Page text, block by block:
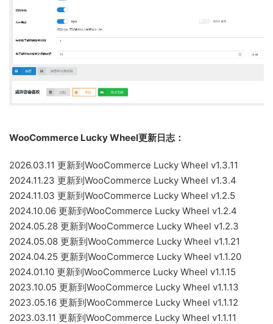
WooCommerce Lucky Wheel更新日志：
2026.03.11 更新到WooCommerce Lucky Wheel v1.3.11
2024.11.23 更新到WooCommerce Lucky Wheel v1.3.4
2024.11.03 更新到WooCommerce Lucky Wheel v1.2.5
2024.10.06 更新到WooCommerce Lucky Wheel v1.2.4
2024.05.28 更新到WooCommerce Lucky Wheel v1.2.3
2024.05.08 更新到WooCommerce Lucky Wheel v1.1.21
2024.04.25 更新到WooCommerce Lucky Wheel v1.1.20
2024.01.10 更新到WooCommerce Lucky Wheel v1.1.15
2023.10.05 更新到WooCommerce Lucky Wheel v1.1.13
2023.05.16 更新到WooCommerce Lucky Wheel v1.1.12
2023.03.11 更新到WooCommerce Lucky Wheel v1.1.11